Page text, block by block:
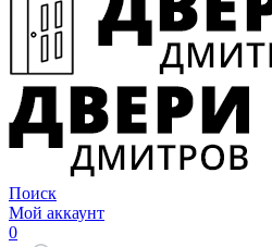
Поиск
Мой аккаунт
0